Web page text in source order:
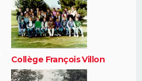
Collège François Villon